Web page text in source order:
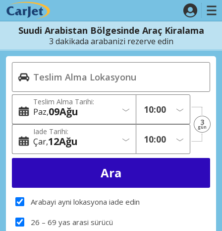
Suudi Arabistan Bölgesinde Araç Kiralama
3 dakikada arabanizi rezerve edin
Teslim Alma Tarihi:
Paz 09Ağu
Iade Tarihi:
Çar 12Ağu
3
gün
Arabayi ayni lokasyona iade edin
26 – 69 yas arasi sürücü